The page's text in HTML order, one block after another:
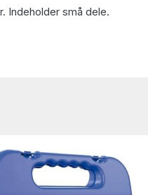
Indeholder små dele.